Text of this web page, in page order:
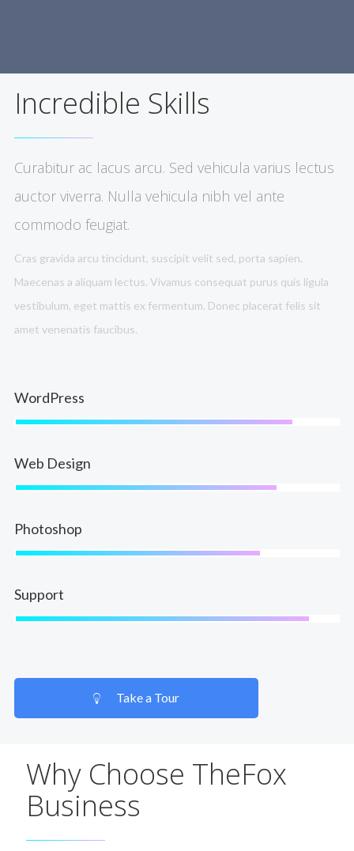
Incredible Skills
Curabitur ac lacus arcu. Sed vehicula varius lectus
auctor viverra. Nulla vehicula nibh vel ante
commodo feugiat.
Cras gravida arcu tincidunt, suscipit velit sed, porta sapien.
Maecenas a aliquam lectus. Vivamus consequat purus quis ligula
vestibulum, eget mattis ex fermentum. Donec placerat felis sit
amet venenatis faucibus.
WordPress
Web Design
Photoshop
Support
Take a Tour
Why Choose TheFox
Business